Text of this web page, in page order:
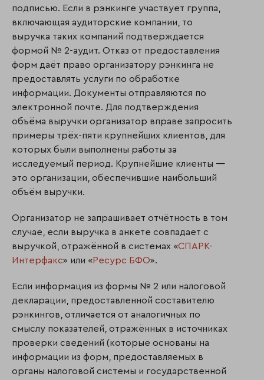
подписью. Если в рэнкинге участвует группа,
включающая аудиторские компании, то
выручка таких компаний подтверждается
формой № 2-аудит. Отказ от предоставления
форм даёт право организатору рэнкинга не
предоставлять услуги по обработке
информации. Документы отправляются по
электронной почте. Для подтверждения
объёма выручки организатор вправе запросить
примеры трёх-пяти крупнейших клиентов, для
которых были выполнены работы за
исследуемый период. Крупнейшие клиенты —
это организации, обеспечившие наибольший
объём выручки.
Организатор не запрашивает отчётность в том
случае, если выручка в анкете совпадает с
выручкой, отражённой в системах «СПАРК-
Интерфакс» или «Ресурс БФО».
Если информация из формы № 2 или налоговой
декларации, предоставленной составителю
рэнкингов, отличается от аналогичных по
смыслу показателей, отражённых в источниках
проверки сведений (которые основаны на
информации из форм, предоставляемых в
органы налоговой системы и государственной